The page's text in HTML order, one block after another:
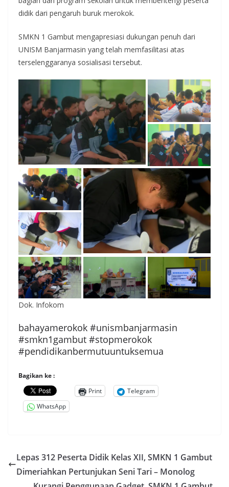
didik dari pengaruh buruk merokok.
SMKN 1 Gambut mengapresiasi dukungan penuh dari
UNISM Banjarmasin yang telah memfasilitasi atas
terselenggaranya sosialisasi tersebut.
Dok. Infokom
bahayamerokok #unismbanjarmasin
#smkn1gambut #stopmerokok
#pendidikanbermutuuntuksemua
Bagikan ke :
Print
Telegram
WhatsApp
Lepas 312 Peserta Didik Kelas XII, SMKN 1 Gambut
Dimeriahkan Pertunjukan Seni Tari – Monolog